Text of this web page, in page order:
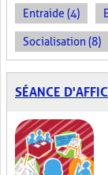
Entraide (4)
Socialisation (8)
SÉANCE